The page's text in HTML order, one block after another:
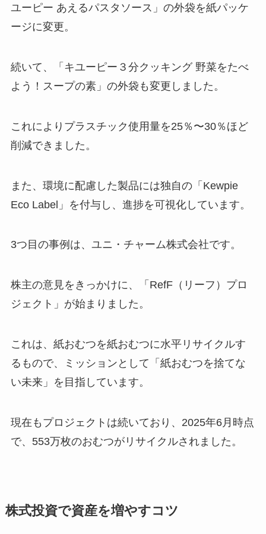
ユーピー あえるパスタソース」の外袋を紙パッケ
ージに変更。
続いて、「キユーピー３分クッキング 野菜をたべ
よう！スープの素」の外袋も変更しました。
これによりプラスチック使用量を25％〜30％ほど
削減できました。
また、環境に配慮した製品には独自の「Kewpie
Eco Label」を付与し、進捗を可視化しています。
3つ目の事例は、ユニ・チャーム株式会社です。
株主の意見をきっかけに、「RefF（リーフ）プロ
ジェクト」が始まりました。
これは、紙おむつを紙おむつに水平リサイクルす
るもので、ミッションとして「紙おむつを捨てな
い未来」を目指しています。
現在もプロジェクトは続いており、2025年6月時点
で、553万枚のおむつがリサイクルされました。
株式投資で資産を増やすコツ